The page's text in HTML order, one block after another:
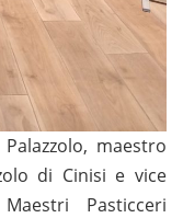
maestro
di Cinisi e vice
Pasticceri